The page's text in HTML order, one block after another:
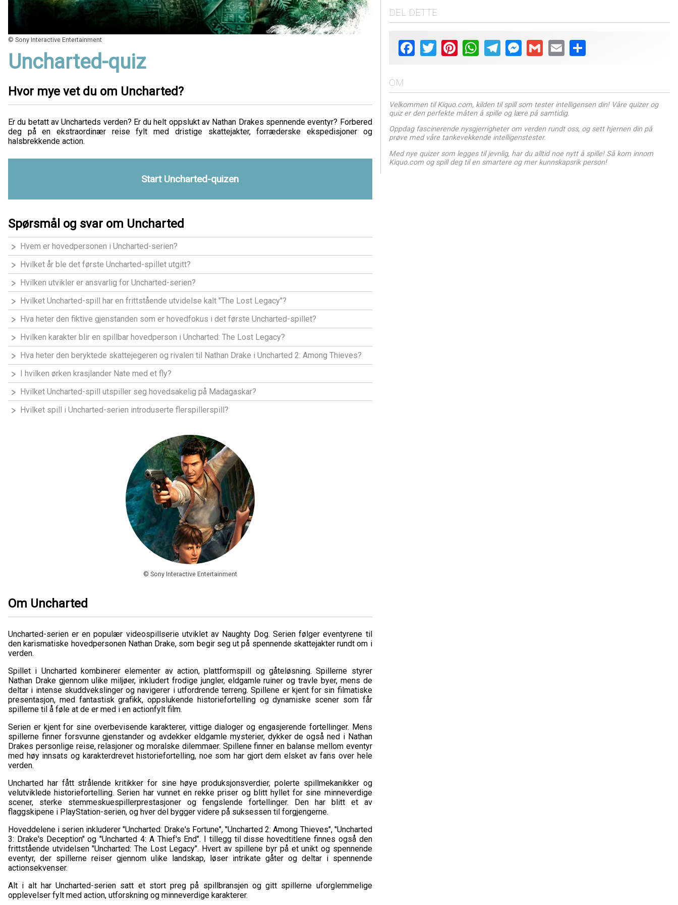
© Sony Interactive Entertainment
Uncharted-quiz
Hvor mye vet du om Uncharted?
Er du betatt av Uncharteds verden? Er du helt oppslukt av Nathan Drakes spennende eventyr? Forbered
deg på en ekstraordinær reise fylt med dristige skattejakter, forræderske ekspedisjoner og
halsbrekkende action.
Start Uncharted-quizen
Spørsmål og svar om Uncharted
Hvem er hovedpersonen i Uncharted-serien?
Hvilket år ble det første Uncharted-spillet utgitt?
Hvilken utvikler er ansvarlig for Uncharted-serien?
Hvilket Uncharted-spill har en frittstående utvidelse kalt "The Lost Legacy"?
Hva heter den fiktive gjenstanden som er hovedfokus i det første Uncharted-spillet?
Hvilken karakter blir en spillbar hovedperson i Uncharted: The Lost Legacy?
Hva heter den beryktede skattejegeren og rivalen til Nathan Drake i Uncharted 2: Among Thieves?
I hvilken ørken krasjlander Nate med et fly?
Hvilket Uncharted-spill utspiller seg hovedsakelig på Madagaskar?
Hvilket spill i Uncharted-serien introduserte flerspillerspill?
© Sony Interactive Entertainment
Om Uncharted
Uncharted-serien er en populær videospillserie utviklet av Naughty Dog. Serien følger eventyrene til
den karismatiske hovedpersonen Nathan Drake, som begir seg ut på spennende skattejakter rundt om i
verden.
Spillet i Uncharted kombinerer elementer av action, plattformspill og gåteløsning. Spillerne styrer
Nathan Drake gjennom ulike miljøer, inkludert frodige jungler, eldgamle ruiner og travle byer, mens de
deltar i intense skuddvekslinger og navigerer i utfordrende terreng. Spillene er kjent for sin filmatiske
presentasjon, med fantastisk grafikk, oppslukende historiefortelling og dynamiske scener som får
spillerne til å føle at de er med i en actionfylt film.
Serien er kjent for sine overbevisende karakterer, vittige dialoger og engasjerende fortellinger. Mens
spillerne finner forsvunne gjenstander og avdekker eldgamle mysterier, dykker de også ned i Nathan
Drakes personlige reise, relasjoner og moralske dilemmaer. Spillene finner en balanse mellom eventyr
med høy innsats og karakterdrevet historiefortelling, noe som har gjort dem elsket av fans over hele
verden.
Uncharted har fått strålende kritikker for sine høye produksjonsverdier, polerte spillmekanikker og
velutviklede historiefortelling. Serien har vunnet en rekke priser og blitt hyllet for sine minneverdige
scener, sterke stemmeskuespillerprestasjoner og fengslende fortellinger. Den har blitt et av
flaggskipene i PlayStation-serien, og hver del bygger videre på suksessen til forgjengerne.
Hoveddelene i serien inkluderer "Uncharted: Drake's Fortune", "Uncharted 2: Among Thieves", "Uncharted
3: Drake's Deception" og "Uncharted 4: A Thief's End". I tillegg til disse hovedtitlene finnes også den
frittstående utvidelsen "Uncharted: The Lost Legacy". Hvert av spillene byr på et unikt og spennende
eventyr, der spillerne reiser gjennom ulike landskap, løser intrikate gåter og deltar i spennende
actionsekvenser.
Alt i alt har Uncharted-serien satt et stort preg på spillbransjen og gitt spillerne uforglemmelige
opplevelser fylt med action, utforskning og minneverdige karakterer.
DEL DETTE
Facebook
TwitterPinterestWhatsAppTelegramMessenger
Gmail Email
OM
Velkommen til Kiquo.com, kilden til spill som tester intelligensen din! Våre quizer og
quiz er den perfekte måten å spille og lære på samtidig.
Oppdag fascinerende nysgjerrigheter om verden rundt oss, og sett hjernen din på
prøve med våre tankevekkende intelligenstester.
Med nye quizer som legges til jevnlig, har du alltid noe nytt å spille! Så kom innom
Kiquo.com og spill deg til en smartere og mer kunnskapsrik person!